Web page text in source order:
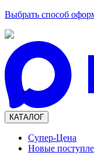
Выбрать способ
КАТАЛОГ
Супер-Цена
Новые